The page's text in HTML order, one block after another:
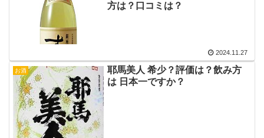
方は？口コミは？
2024.11.27
お酒
耶馬美人 希少？評価は？飲み方
は 日本一ですか？